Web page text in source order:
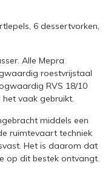
6 dessertvorken,
Alle Mepra
roestvrijstaal
RVS 18/10
vaak gebruikt.
middels een
ruimtevaart techniek
Het is daarom dat
op dit bestek ontvangt.